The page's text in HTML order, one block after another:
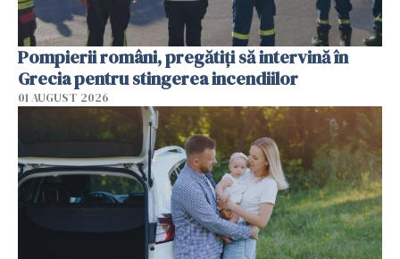
Pompierii români, pregătiţi să intervină în
Grecia pentru stingerea incendiilor
01 AUGUST 2026